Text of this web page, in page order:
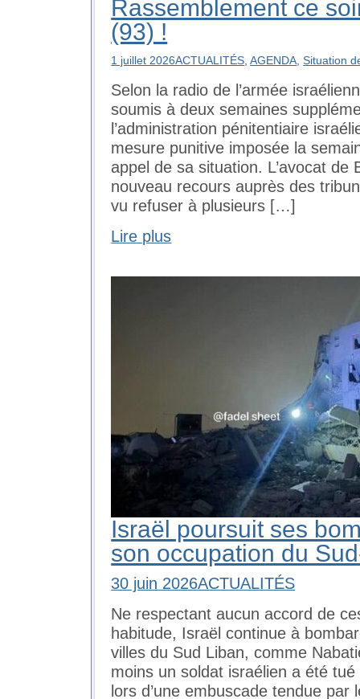
Rassemblement ce
(93) !
1 juillet 2026ACTUALITÉS ,AGENDA ,Situation
Selon la radio de l’armée
soumis à deux semaines
l’administration pénitentiaire
mesure punitive imposée la
appel de sa situation. L’avocat de
nouveau recours auprès des
vu refuser à plusieurs […]
Lire plus
Israël poursuit ses
son occupation du
30 juin 2026ACTUALITÉS
Ne respectant aucun accord de
habitude, Israël continue à
villes du Sud Liban, comme
moins un soldat israélien a été
lors d’une embuscade tendue